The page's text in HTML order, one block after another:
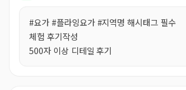
#요가 #플라잉요가 #지역명 해시태그 필수
체험 후기작성
500자 이상 디테일 후기